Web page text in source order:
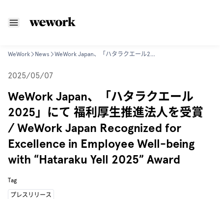
WeWork News WeWork Japan、「ハタラクエール2025」にて 福利厚生推進法人を受賞 / WeWork Japan Recognized for Excellence in Employee Well-being with “Hataraku Yell 2025” Award
2025/05/07
WeWork Japan、「ハタラクエール
2025」にて 福利厚生推進法人を受賞
/ WeWork Japan Recognized for
Excellence in Employee Well-being
with “Hataraku Yell 2025” Award
Tag
プレスリリース